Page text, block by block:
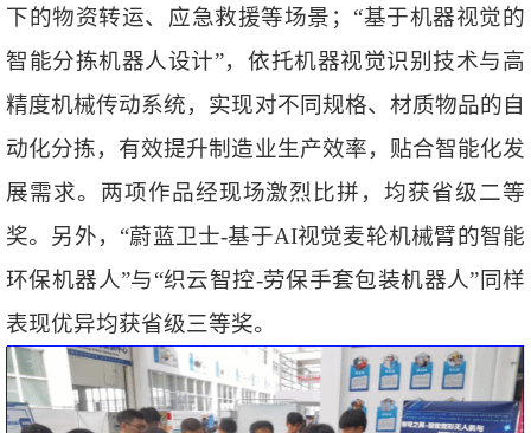
下的物资转运、应急救援等场景；“基于机器视觉的
智能分拣机器人设计”，依托机器视觉识别技术与高
精度机械传动系统，实现对不同规格、材质物品的自
动化分拣，有效提升制造业生产效率，贴合智能化发
展需求。两项作品经现场激烈比拼，均获省级二等
奖。另外，“蔚蓝卫士-基于AI视觉麦轮机械臂的智能
环保机器人”与“织云智控-劳保手套包装机器人”同样
表现优异均获省级三等奖。